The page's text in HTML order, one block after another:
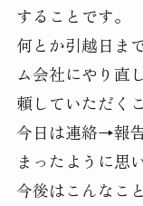
することです。
何とか引越日ま
ム会社にやり直
頼していただく
今日は連絡→報
まったように思
今後はこんなこ